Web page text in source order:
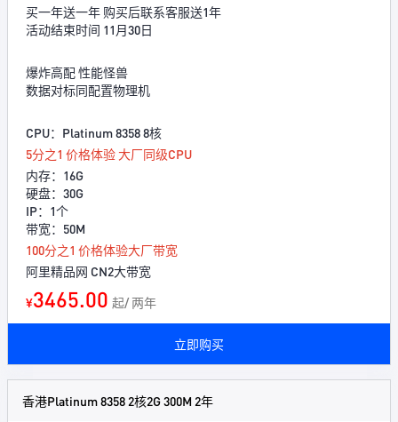
买一年送一年 购买后联系客服送1年
活动结束时间 11月30日
爆炸高配 性能怪兽
数据对标同配置物理机
CPU：Platinum 8358 8核
5分之1 价格体验 大厂同级CPU
内存：16G
硬盘：30G
IP：1个
带宽：50M
100分之1 价格体验大厂带宽
阿里精品网 CN2大带宽
¥3465.00 起/ 两年
立即购买
香港Platinum 8358 2核2G 300M 2年